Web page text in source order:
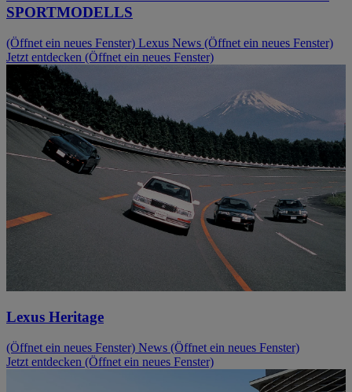
SPORTMODELLS
(Öffnet ein neues Fenster) Lexus News (Öffnet ein neues Fenster)
Jetzt entdecken (Öffnet ein neues Fenster)
Lexus Heritage
(Öffnet ein neues Fenster) News (Öffnet ein neues Fenster)
Jetzt entdecken (Öffnet ein neues Fenster)